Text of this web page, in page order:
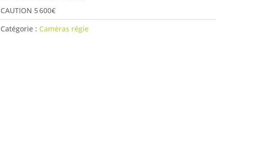
CAUTION 5 600€
Catégorie : Caméras régie